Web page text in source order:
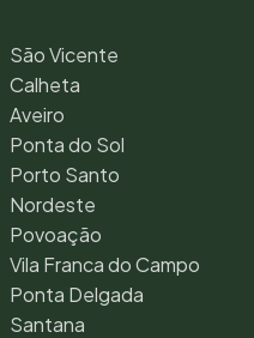
São Vicente
Calheta
Aveiro
Ponta do Sol
Porto Santo
Nordeste
Povoação
Vila Franca do Campo
Ponta Delgada
Santana